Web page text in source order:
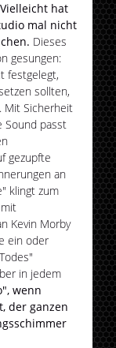
Vielleicht hat
mal nicht
Dieses
gesungen:
festgelegt,
sollten,
Mit Sicherheit
Sound passt
gezupfte
an
klingt zum
Kevin Morby
ein oder
in jedem
wenn
der ganzen